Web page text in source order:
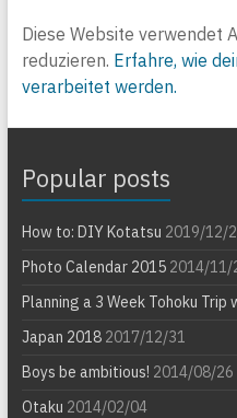
Diese Website verwendet
reduzieren. Erfahre, wie
verarbeitet werden.
Popular posts
How to: DIY Kotatsu 2019/12/
Photo Calendar 20152014/11/
Planning a 3 Week Tohoku Trip
Japan 20182017/12/31
Boys be ambitious! 2014/08/26
Otaku 2014/02/04